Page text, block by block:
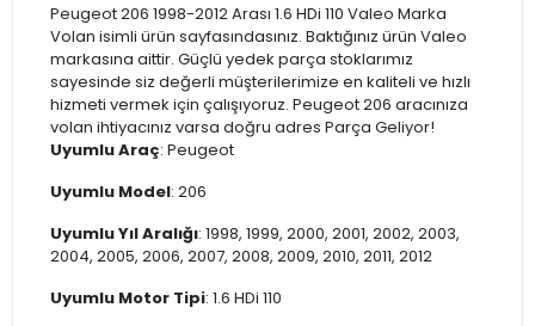
Peugeot 206 1998-2012 Arası 1.6 HDi 110 Valeo Marka
Volan isimli ürün sayfasındasınız. Baktığınız ürün Valeo
markasına aittir. Güçlü yedek parça stoklarımız
sayesinde siz değerli müşterilerimize en kaliteli ve hızlı
hizmeti vermek için çalışıyoruz. Peugeot 206 aracınıza
volan ihtiyacınız varsa doğru adres Parça Geliyor!
Uyumlu Araç: Peugeot
Uyumlu Model: 206
Uyumlu Yıl Aralığı: 1998, 1999, 2000, 2001, 2002, 2003,
2004, 2005, 2006, 2007, 2008, 2009, 2010, 2011, 2012
Uyumlu Motor Tipi: 1.6 HDi 110